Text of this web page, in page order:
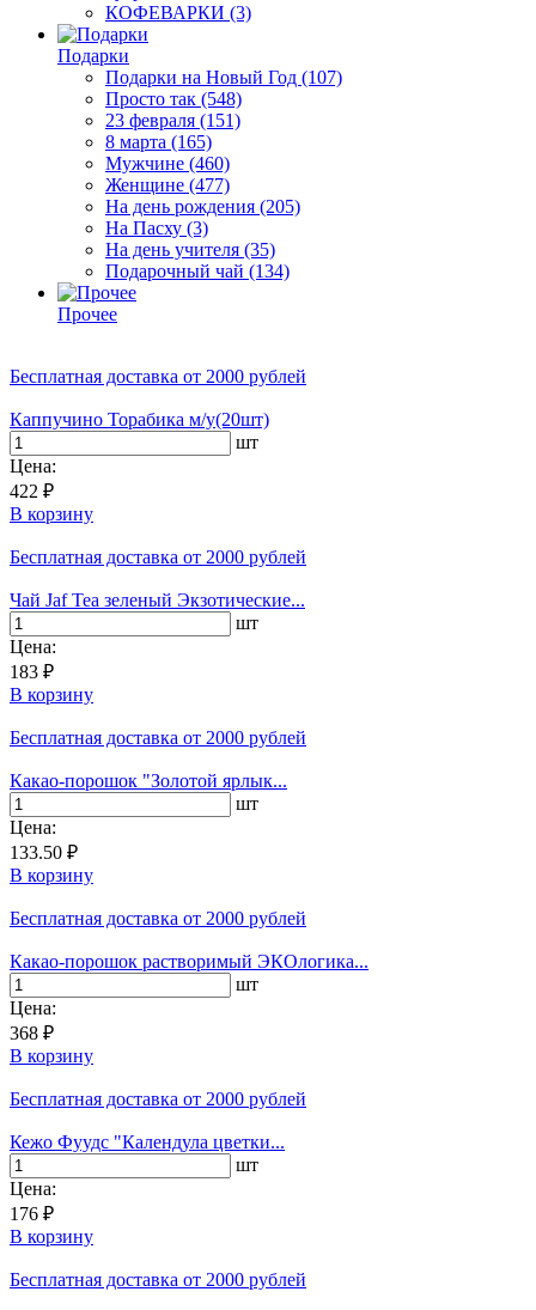
КОФЕВАРКИ (3)
Подарки
Подарки на Новый Год (107)
Просто так (548)
23 февраля (151)
8 марта (165)
Мужчине (460)
Женщине (477)
На день рождения (205)
На Пасху (3)
На день учителя (35)
Подарочный чай (134)
Прочее
Бесплатная доставка от 2000 рублей
Каппучино Торабика м/у(20шт)
шт
Цена:
422 ₽
В корзину
Бесплатная доставка от 2000 рублей
Чай Jaf Tea зеленый Экзотические...
шт
Цена:
183 ₽
В корзину
Бесплатная доставка от 2000 рублей
Какао-порошок "Золотой ярлык...
шт
Цена:
133.50 ₽
В корзину
Бесплатная доставка от 2000 рублей
Какао-порошок растворимый ЭКОлогика...
шт
Цена:
368 ₽
В корзину
Бесплатная доставка от 2000 рублей
Кежо Фуудс "Календула цветки...
шт
Цена:
176 ₽
В корзину
Бесплатная доставка от 2000 рублей